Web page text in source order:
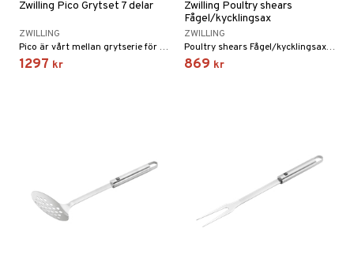
Zwilling Pico Grytset 7 delar
ZWILLING
Pico är vårt mellan grytserie för mindre portioner eller singelhushåll - i detta set får du en stekpanna och tre grytor med lock i olika storlekar som passar för olika tillagningar.
1297 kr
Zwilling Poultry shears
Fågel/kycklingsax
ZWILLING
Poultry shears Fågel/kycklingsax från Zwilling.
869 kr